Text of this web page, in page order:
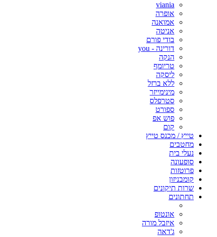
viania
אופרה
אמואנה
אניטה
בודי פורם
דורינה - you
הנקה
טריומף
ליסקה
ללא ברזל
מינימייזר
סטרפלס
ספורט
פוש אפ
קום
טייץ / מכנס טייץ
מחטבים
נעלי בית
סופעונה
פרוטזות
קומבניזון
שרות תיקונים
תחתונים
אונטופ
איזבל מורה
ג'דאה